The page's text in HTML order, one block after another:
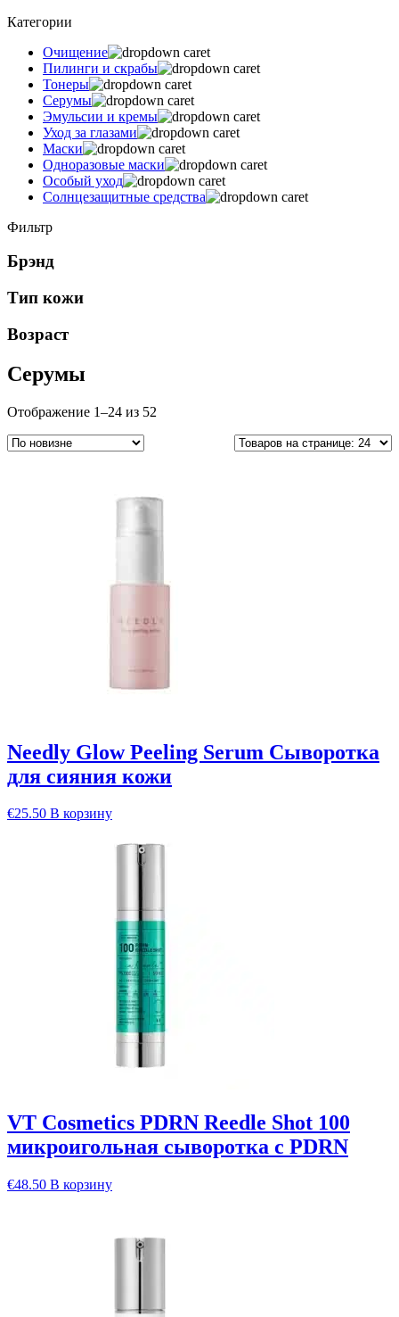
Категории
Очищение
Пилинги и скрабы
Тонеры
Серумы
Эмульсии и кремы
Уход за глазами
Маски
Одноразовые маски
Особый уход
Солнцезащитные средства
Фильтр
Брэнд
Тип кожи
Возраст
Серумы
Отображение 1–24 из 52
Needly Glow Peeling Serum Сыворотка
для сияния кожи
€25.50 В корзину
VT Cosmetics PDRN Reedle Shot 100
микроигольная сыворотка с PDRN
€48.50 В корзину